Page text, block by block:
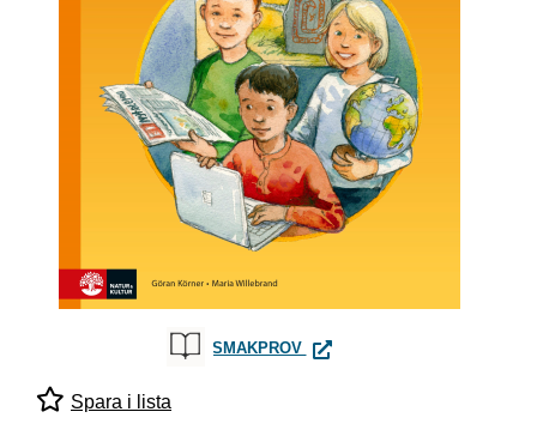
SMAKPROV PULS SO-BOKEN 1-3
Spara i lista